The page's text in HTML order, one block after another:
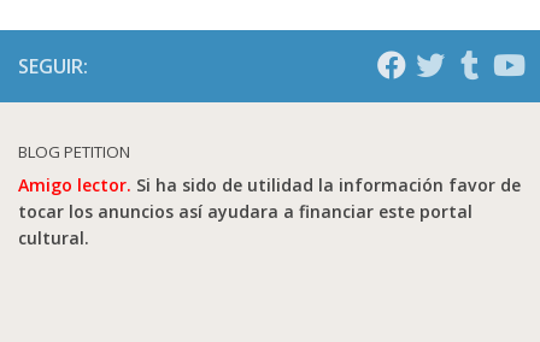
SEGUIR:
BLOG PETITION
Amigo lector. Si ha sido de utilidad la información favor de
tocar los anuncios así ayudara a financiar este portal
cultural.